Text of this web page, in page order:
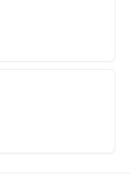
其他店家